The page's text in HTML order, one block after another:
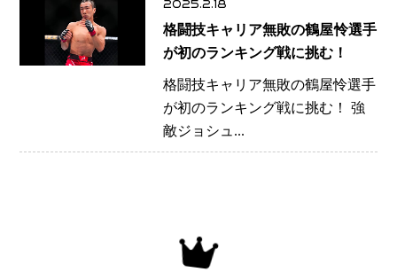
2025.2.18
格闘技キャリア無敗の鶴屋怜選手
が初のランキング戦に挑む！
格闘技キャリア無敗の鶴屋怜選手
が初のランキング戦に挑む！ 強
敵ジョシュ...